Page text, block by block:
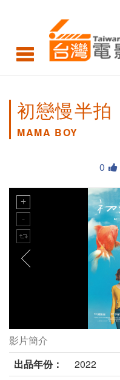
初戀慢半拍
MAMA BOY
0
初戀慢半拍劇照
影片簡介
出品年份：
2022